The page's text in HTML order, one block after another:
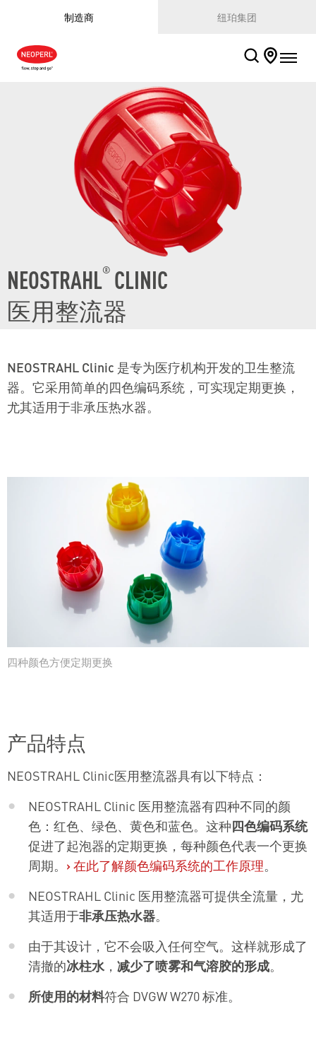
制造商 纽珀集团
NEOSTRAHL® CLINIC
医用整流器
NEOSTRAHL Clinic 是专为医疗机构开发的卫生整流
器。它采用简单的四色编码系统，可实现定期更换，
尤其适用于非承压热水器。
四种颜色方便定期更换
产品特点
NEOSTRAHL Clinic医用整流器具有以下特点：
NEOSTRAHL Clinic 医用整流器有四种不同的颜
色：红色、绿色、黄色和蓝色。这种四色编码系统
促进了起泡器的定期更换，每种颜色代表一个更换
周期。 ›在此了解颜色编码系统的工作原理。
NEOSTRAHL Clinic 医用整流器可提供全流量，尤
其适用于非承压热水器。
由于其设计，它不会吸入任何空气。这样就形成了
清撤的冰柱水 ， 减少了喷雾和气溶胶的形成。
所使用的材料符合 DVGW W270 标准。